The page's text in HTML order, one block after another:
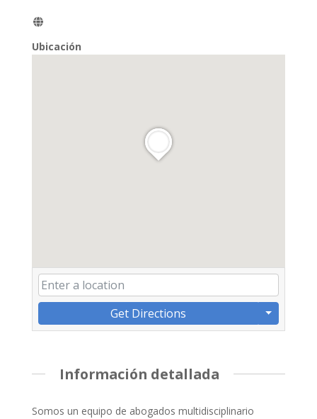
Ubicación
Get Directions
Información detallada
Somos un equipo de abogados multidisciplinario